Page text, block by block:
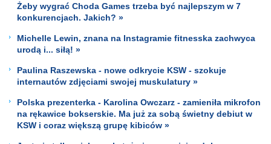
Żeby wygrać Choda Games trzeba być najlepszym w 7
konkurencjach. Jakich? »
Michelle Lewin, znana na Instagramie fitnesska zachwyca
urodą i... siłą! »
Paulina Raszewska - nowe odkrycie KSW - szokuje
internautów zdjęciami swojej muskulatury »
Polska prezenterka - Karolina Owczarz - zamieniła mikrofon
na rękawice bokserskie. Ma już za sobą świetny debiut w
KSW i coraz większą grupę kibiców »